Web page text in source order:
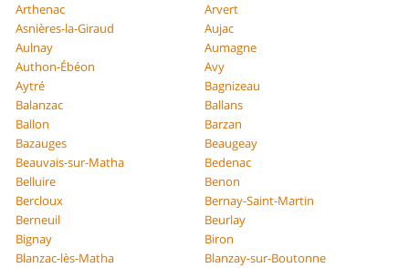
Arthenac
Arvert
Asnières-la-Giraud
Aujac
Aulnay
Aumagne
Authon-Ébéon
Avy
Aytré
Bagnizeau
Balanzac
Ballans
Ballon
Barzan
Bazauges
Beaugeay
Beauvais-sur-Matha
Bedenac
Belluire
Benon
Bercloux
Bernay-Saint-Martin
Berneuil
Beurlay
Bignay
Biron
Blanzac-lès-Matha
Blanzay-sur-Boutonne